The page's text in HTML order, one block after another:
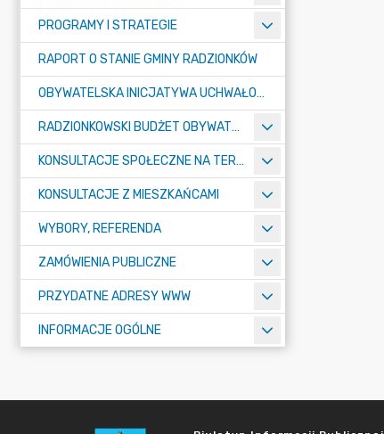
PROGRAMY I STRATEGIE
RAPORT O STANIE GMINY RADZIONKÓW
OBYWATELSKA INICJATYWA UCHWAŁODAWCZA
RADZIONKOWSKI BUDŻET OBYWATELSKI
KONSULTACJE SPOŁECZNE NA TERENIE MIASTA RADZIONKÓW
KONSULTACJE Z MIESZKAŃCAMI
WYBORY, REFERENDA
ZAMÓWIENIA PUBLICZNE
PRZYDATNE ADRESY WWW
INFORMACJE OGÓLNE